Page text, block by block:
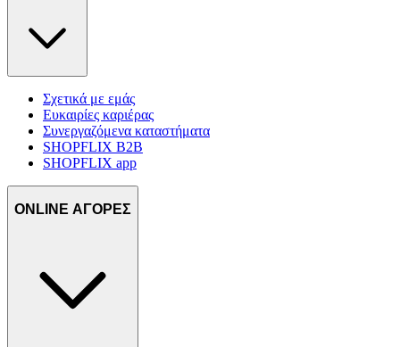
Σχετικά με εμάς
Ευκαιρίες καριέρας
Συνεργαζόμενα καταστήματα
SHOPFLIX B2B
SHOPFLIX app
ONLINE ΑΓΟΡΕΣ